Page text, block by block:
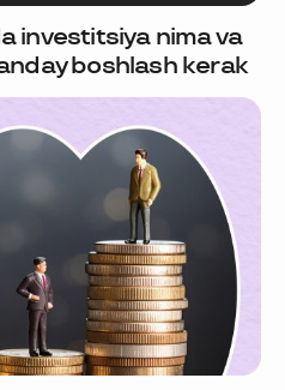
investitsiya nima va
boshlash kerak